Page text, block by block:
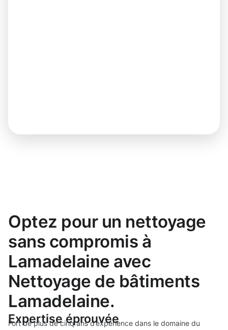
Optez pour un nettoyage
sans compromis à
Lamadelaine avec
Nettoyage de bâtiments
Lamadelaine.
Expertise éprouvée
Fort de plus de cinq ans d’expérience dans le domaine du